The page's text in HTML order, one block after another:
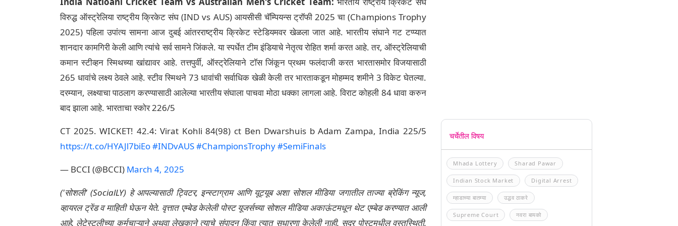
विरुद्ध ऑस्ट्रेलिया राष्ट्रीय क्रिकेट संघ (IND vs AUS) आयसीसी चॅम्पियन्स ट्रॉफी 2025 चा (Champions Trophy
2025) पहिला उपांत्य सामना आज दुबई आंतरराष्ट्रीय क्रिकेट स्टेडियमवर खेळला जात आहे. भारतीय संघाने गट टप्प्यात
शानदार कामगिरी केली आणि त्यांचे सर्व सामने जिंकले. या स्पर्धेत टीम इंडियाचे नेतृत्व रोहित शर्मा करत आहे. तर, ऑस्ट्रेलियाची
कमान स्टीव्हन स्मिथच्या खांद्यावर आहे. तत्तपुर्वी, ऑस्ट्रेलियाने टाॅस जिंकून प्रथम फलंदाजी करत भारतासमोर विजयासाठी
265 धावांचे लक्ष्य ठेवले आहे. स्टीव स्मिथने 73 धावांची सर्वाधिक खेळी केली तर भारताकडून मोहम्मद शमीने 3 विकेट घेतल्या.
दरम्यान, लक्ष्याचा पाठलाग करण्यासाठी आलेल्या भारतीय संघाला पाचवा मोठा धक्का लागला आहे. विराट कोहली 84 धावा करुन
बाद झाला आहे. भारताचा स्कोर 226/5
CT 2025. WICKET! 42.4: Virat Kohli 84(98) ct Ben Dwarshuis b Adam Zampa, India 225/5
https://t.co/HYAJl7biEo#INDvAUS#ChampionsTrophy#SemiFinals
— BCCI (@BCCI) March 4, 2025
('सोशली' (SocialLY) हे आपल्यासाठी ट्विटर, इन्स्टाग्राम आणि यूट्यूब अशा सोशल मीडिया जगातील ताज्या ब्रेकिंग न्यूज,
व्हायरल ट्रेंड व माहिती घेऊन येते. वृत्तात एम्बेड केलेली पोस्ट यूजर्सच्या सोशल मीडिया अकाऊंटमधून थेट एम्बेड करण्यात आली
आहे. लेटेस्टलीच्या कर्मचाऱ्याने अथवा लेखकाने त्याचे संपादन किंवा त्यात सुधारणा केलेली नाही. सदर पोस्टमधील वस्तुस्थिती,
चर्चेतील विषय
Mhada Lottery Sharad Pawar
Indian Stock Market Digital Arrest
म्हाडाच्या बातम्या उद्धव ठाकरे
Supreme Court नवरा बायको